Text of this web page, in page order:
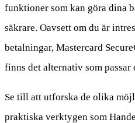
funktioner som kan göra dina
säkrare. Oavsett om du är
betalningar, Mastercard
finns det alternativ som passar
Se till att utforska de olika
praktiska verktygen som